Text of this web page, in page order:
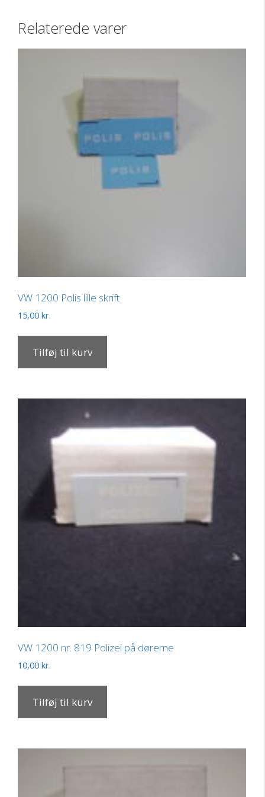
Relaterede varer
VW 1200 Polis lille skrift
15,00 kr.
Tilføj til kurv
VW 1200 nr. 819 Polizei på dørerne
10,00 kr.
Tilføj til kurv